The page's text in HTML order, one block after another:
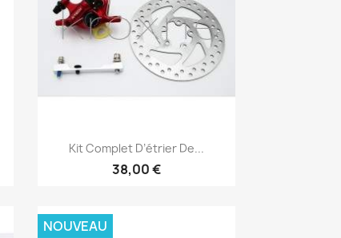
Aperçu rapide
Kit Complet D’étrier De...
38,00 €
NOUVEAU